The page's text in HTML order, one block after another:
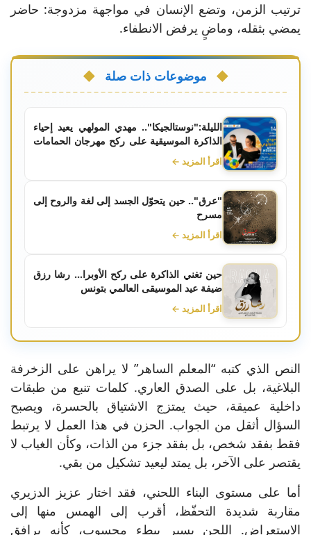
ترتيب الزمن، وتضع الإنسان في مواجهة مزدوجة: حاضر
يمضي بثقله، وماضٍ يرفض الانطفاء.
موضوعات ذات صلة
الليلة:"نوستالجيكا".. مهدي المولهي يعيد إحياء
الذاكرة الموسيقية على ركح مهرجان الحمامات
الدولي
اقرأ المزيد ←
"عرق".. حين يتحوّل الجسد إلى لغة والروح إلى
مسرح
اقرأ المزيد ←
حين تغني الذاكرة على ركح الأوبرا... رشا رزق
ضيفة عيد الموسيقى العالمي بتونس
اقرأ المزيد ←
النص الذي كتبه “المعلم الساهر” لا يراهن على الزخرفة
البلاغية، بل على الصدق العاري. كلمات تنبع من طبقات
داخلية عميقة، حيث يمتزج الاشتياق بالحسرة، ويصبح
السؤال أثقل من الجواب. الحزن في هذا العمل لا يرتبط
فقط بفقد شخص، بل بفقد جزء من الذات، وكأن الغياب لا
يقتصر على الآخر، بل يمتد ليعيد تشكيل من بقي.
أما على مستوى البناء اللحني، فقد اختار عزيز الدزيري
مقاربة شديدة التحفّظ، أقرب إلى الهمس منها إلى
الاستعراض. اللحن يسير ببطء محسوب، كأنه يرافق